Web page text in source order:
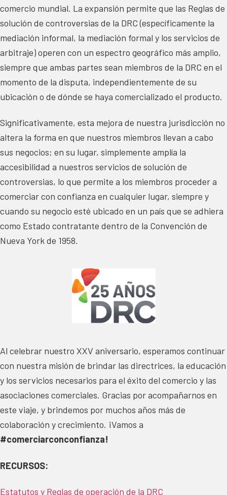
comercio mundial. La expansión permite que las Reglas de
solución de controversias de la DRC (específicamente la
mediación informal, la mediación formal y los servicios de
arbitraje) operen con un espectro geográfico más amplio,
siempre que ambas partes sean miembros de la DRC en el
momento de la disputa, independientemente de su
ubicación o de dónde se haya comercializado el producto.
Significativamente, esta mejora de nuestra jurisdicción no
altera la forma en que nuestros miembros llevan a cabo
sus negocios; en su lugar, simplemente amplía la
accesibilidad a nuestros servicios de solución de
controversias, lo que permite a los miembros proceder a
comerciar con confianza en cualquier lugar, siempre y
cuando su negocio esté ubicado en un país que se adhiera
como Estado contratante dentro de la Convención de
Nueva York de 1958.
Al celebrar nuestro XXV aniversario, esperamos continuar
con nuestra misión de brindar las directrices, la educación
y los servicios necesarios para el éxito del comercio y las
asociaciones comerciales. Gracias por acompañarnos en
este viaje, y brindemos por muchos años más de
colaboración y crecimiento. ¡Vamos a
#comerciarconconfianza!
RECURSOS:
Estatutos y Reglas de operación de la DRC